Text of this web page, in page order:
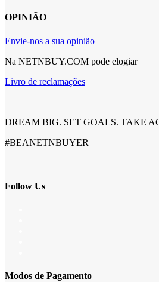
OPINIÃO
Envie-nos a sua opinião
Na NETNBUY.COM pode elogiar
Livro de reclamações
DREAM BIG. SET GOALS. TAKE
#BEANETNBUYER
Follow Us
Modos de Pagamento